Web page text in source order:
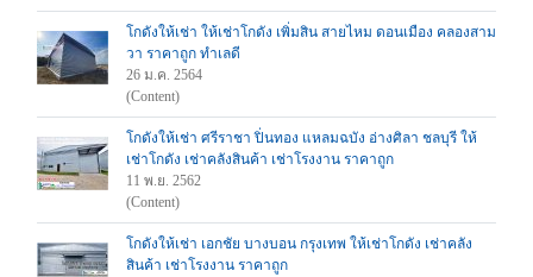
โกดังให้เช่า ให้เช่าโกดัง เพิ่มสิน สายไหม ดอนเมือง คลองสาม
วา ราคาถูก ทำเลดี
26 ม.ค. 2564
(Content)
โกดังให้เช่า ศรีราชา ปิ่นทอง แหลมฉบัง อ่างศิลา ชลบุรี ให้
เช่าโกดัง เช่าคลังสินค้า เช่าโรงงาน ราคาถูก
11 พ.ย. 2562
(Content)
โกดังให้เช่า เอกชัย บางบอน กรุงเทพ ให้เช่าโกดัง เช่าคลัง
สินค้า เช่าโรงงาน ราคาถูก